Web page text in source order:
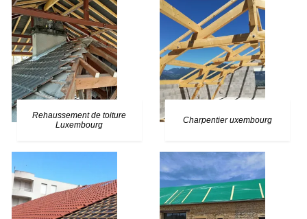
Rehaussement de toiture
Luxembourg
Charpentier uxembourg